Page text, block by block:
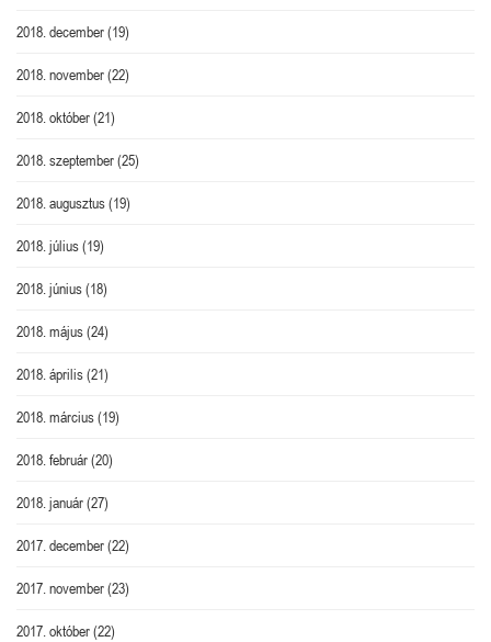
2018. december(19)
2018. november(22)
2018. október(21)
2018. szeptember(25)
2018. augusztus(19)
2018. július(19)
2018. június(18)
2018. május(24)
2018. április(21)
2018. március(19)
2018. február(20)
2018. január(27)
2017. december(22)
2017. november(23)
2017. október(22)